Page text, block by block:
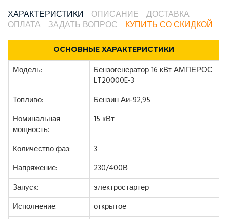
ХАРАКТЕРИСТИКИ ОПИСАНИЕ
ДОСТАВКА
ОПЛАТА
ЗАДАТЬ ВОПРОС КУПИТЬ СО СКИДКОЙ
ОСНОВНЫЕ ХАРАКТЕРИСТИКИ
Модель:
Бензогенератор 16 кВт АМПЕРОС
LT20000E-3
Топливо:
Бензин Аи-92,95
Номинальная
мощность:
15 кВт
Количество фаз:
3
Напряжение:
230/400В
Запуск:
электростартер
Исполнение:
открытое